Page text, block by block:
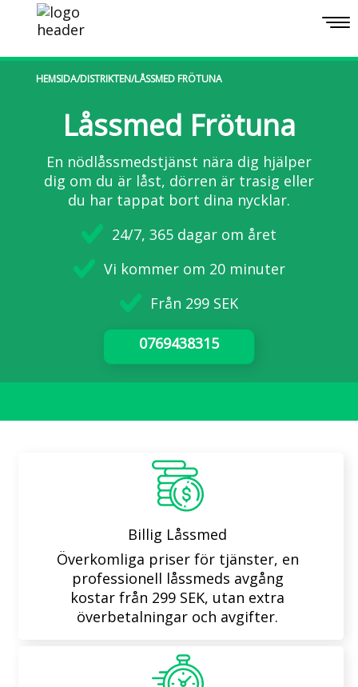
HEMSIDA/DISTRIKTEN/LÅSSMED FRÖTUNA
Låssmed Frötuna
En nödlåssmedstjänst nära dig hjälper
dig om du är låst, dörren är trasig eller
du har tappat bort dina nycklar.
24/7, 365 dagar om året
Vi kommer om 20 minuter
Från 299 SEK
0769438315
Billig Låssmed
Överkomliga priser för tjänster, en
professionell låssmeds avgång
kostar från 299 SEK, utan extra
överbetalningar och avgifter.